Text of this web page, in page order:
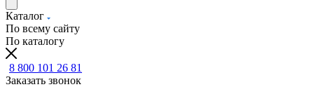
Каталог
По всему сайту
По каталогу
8 800 101 26 81
Заказать звонок